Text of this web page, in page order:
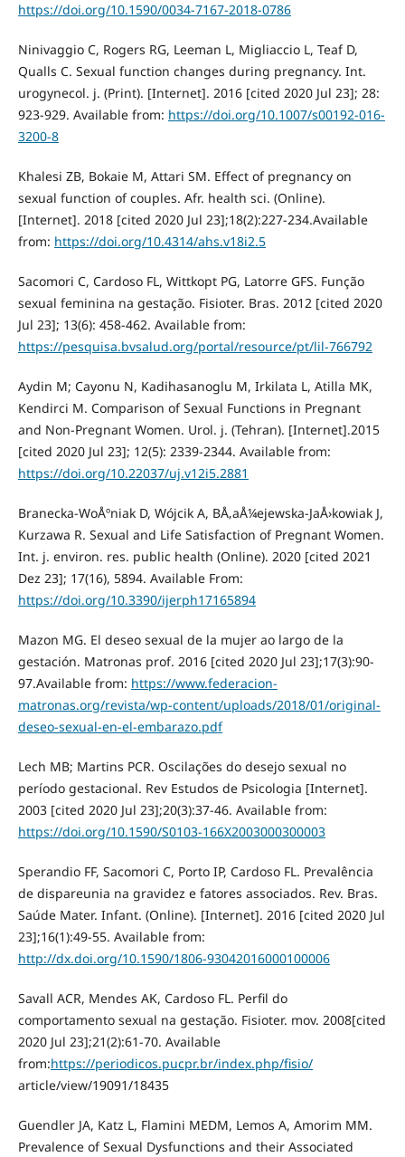
https://doi.org/10.1590/0034-7167-2018-0786
Ninivaggio C, Rogers RG, Leeman L, Migliaccio L, Teaf D,
Qualls C. Sexual function changes during pregnancy. Int.
urogynecol. j. (Print). [Internet]. 2016 [cited 2020 Jul 23]; 28:
923-929. Available from: https://doi.org/10.1007/s00192-016-
3200-8
Khalesi ZB, Bokaie M, Attari SM. Effect of pregnancy on
sexual function of couples. Afr. health sci. (Online).
[Internet]. 2018 [cited 2020 Jul 23];18(2):227-234.Available
from: https://doi.org/10.4314/ahs.v18i2.5
Sacomori C, Cardoso FL, Wittkopt PG, Latorre GFS. Função
sexual feminina na gestação. Fisioter. Bras. 2012 [cited 2020
Jul 23]; 13(6): 458-462. Available from:
https://pesquisa.bvsalud.org/portal/resource/pt/lil-766792
Aydin M; Cayonu N, Kadihasanoglu M, Irkilata L, Atilla MK,
Kendirci M. Comparison of Sexual Functions in Pregnant
and Non-Pregnant Women. Urol. j. (Tehran). [Internet].2015
[cited 2020 Jul 23]; 12(5): 2339-2344. Available from:
https://doi.org/10.22037/uj.v12i5.2881
Branecka-WoÅºniak D, Wójcik A, BÅ‚aÅ¼ejewska-JaÅ›kowiak J,
Kurzawa R. Sexual and Life Satisfaction of Pregnant Women.
Int. j. environ. res. public health (Online). 2020 [cited 2021
Dez 23]; 17(16), 5894. Available From:
https://doi.org/10.3390/ijerph17165894
Mazon MG. El deseo sexual de la mujer ao largo de la
gestación. Matronas prof. 2016 [cited 2020 Jul 23];17(3):90-
97.Available from: https://www.federacion-
matronas.org/revista/wp-content/uploads/2018/01/original-
deseo-sexual-en-el-embarazo.pdf
Lech MB; Martins PCR. Oscilações do desejo sexual no
período gestacional. Rev Estudos de Psicologia [Internet].
2003 [cited 2020 Jul 23];20(3):37-46. Available from:
https://doi.org/10.1590/S0103-166X2003000300003
Sperandio FF, Sacomori C, Porto IP, Cardoso FL. Prevalência
de dispareunia na gravidez e fatores associados. Rev. Bras.
Saúde Mater. Infant. (Online). [Internet]. 2016 [cited 2020 Jul
23];16(1):49-55. Available from:
http://dx.doi.org/10.1590/1806-93042016000100006
Savall ACR, Mendes AK, Cardoso FL. Perfil do
comportamento sexual na gestação. Fisioter. mov. 2008[cited
2020 Jul 23];21(2):61-70. Available
from:https://periodicos.pucpr.br/index.php/fisio/
article/view/19091/18435
Guendler JA, Katz L, Flamini MEDM, Lemos A, Amorim MM.
Prevalence of Sexual Dysfunctions and their Associated